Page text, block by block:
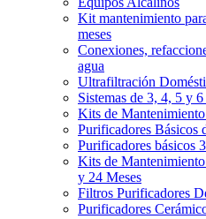
Kit mantenimiento
meses
Conexiones,
agua
Ultrafiltración
Sistemas de 3, 4, 5 y 6
Kits de
Purificadores Básicos
Purificadores básicos
Kits de
y 24 Meses
Filtros Purificadores
Purificadores